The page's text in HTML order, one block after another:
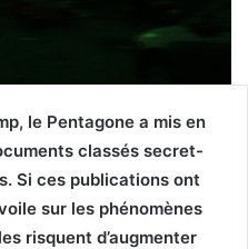
le Pentagone a mis en
classés secret-
Si ces publications ont
sur les phénomènes
risquent d’augmenter